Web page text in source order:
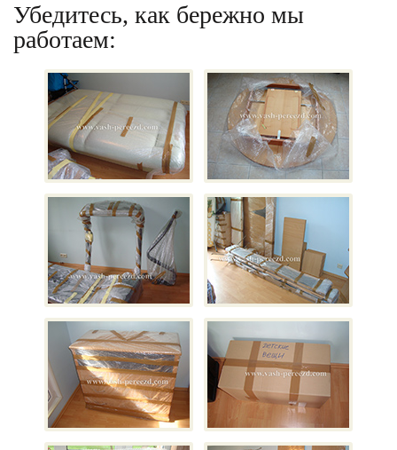
Убедитесь, как бережно мы
работаем: